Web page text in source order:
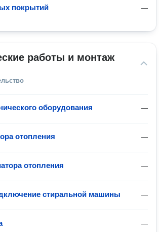
—
покрытий
работы и монтаж
—
оборудования
—
отопления
—
отопления
—
стиральной машины
—